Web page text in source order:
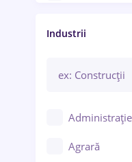
Manager /
Industrii
Agrară